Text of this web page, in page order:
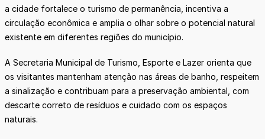
a cidade fortalece o turismo de permanência, incentiva a
circulação econômica e amplia o olhar sobre o potencial natural
existente em diferentes regiões do município.
A Secretaria Municipal de Turismo, Esporte e Lazer orienta que
os visitantes mantenham atenção nas áreas de banho, respeitem
a sinalização e contribuam para a preservação ambiental, com
descarte correto de resíduos e cuidado com os espaços
naturais.